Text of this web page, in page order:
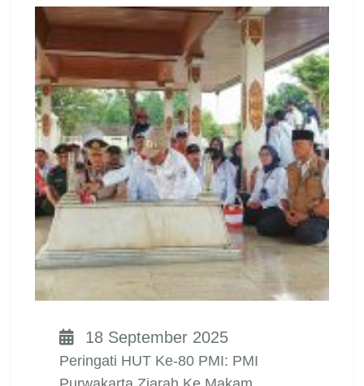
18 September 2025
Peringati HUT Ke-80 PMI: PMI